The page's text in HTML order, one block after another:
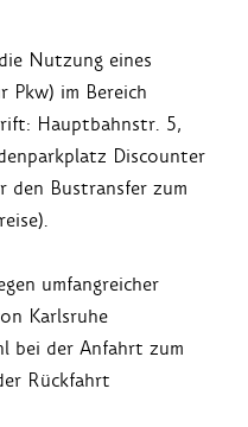
Nutzung eines
Pkw) im Bereich
Hauptbahnstr. 5,
Discounter
Bustransfer zum
umfangreicher
Karlsruhe
bei der Anfahrt zum
Rückfahrt